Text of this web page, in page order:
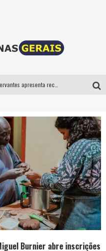
É neste sábado: Marcelinho de Lima e Trio Virgulino agitam o Forró do Givanildo em Pedro Leopoldo
Burnier abre inscrições